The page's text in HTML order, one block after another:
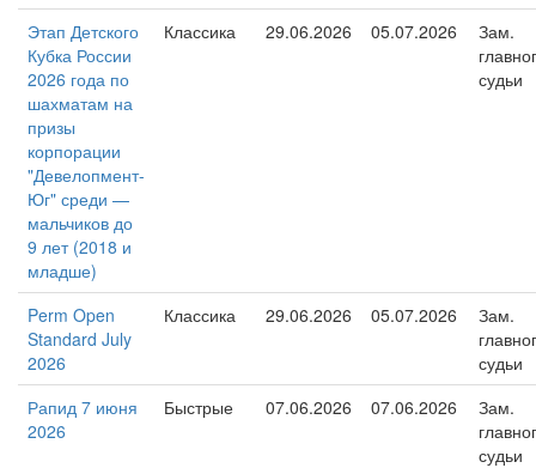
Этап Детского
Кубка России
2026 года по
шахматам на
призы
корпорации
"Девелопмент-
Юг" среди —
мальчиков до
9 лет (2018 и
младше)
Классика 29.06.2026 05.07.2026
Зам.
судьи
Perm Open
Standard July
2026
Классика 29.06.2026 05.07.2026
Зам.
судьи
Рапид 7 июня
2026
Быстрые 07.06.2026 07.06.2026
Зам.
судьи